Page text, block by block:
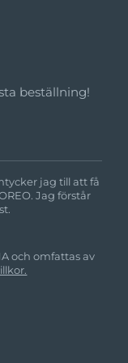
beställning!
jag till att få
Jag förstår
och omfattas av